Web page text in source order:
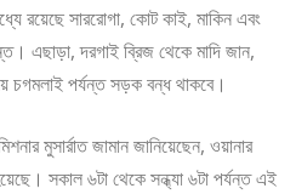
রয়েছে সাররোগা, কোট কাই, মাকিন এবং
এছাড়া, দরগাই ব্রিজ থেকে মাদি জান,
চগমলাই পর্যন্ত সড়ক বন্ধ থাকবে।
মুসার্রাত জামান জানিয়েছেন, ওয়ানার
সকাল ৬টা থেকে সন্ধ্যা ৬টা পর্যন্ত এই